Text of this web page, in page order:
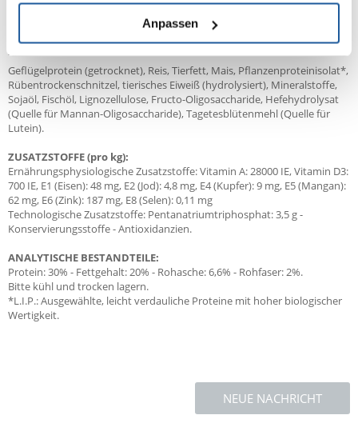
Anpassen
ZUSAMMENSETZUNG:
Geflügelprotein (getrocknet), Reis, Tierfett, Mais, Pflanzenproteinisolat*,
Rübentrockenschnitzel, tierisches Eiweiß (hydrolysiert), Mineralstoffe,
Sojaöl, Fischöl, Lignozellulose, Fructo-Oligosaccharide, Hefehydrolysat
(Quelle für Mannan-Oligosaccharide), Tagetesblütenmehl (Quelle für
Lutein).
ZUSATZSTOFFE (pro kg):
Ernährungsphysiologische Zusatzstoffe: Vitamin A: 28000 IE, Vitamin D3:
700 IE, E1 (Eisen): 48 mg, E2 (Jod): 4,8 mg, E4 (Kupfer): 9 mg, E5 (Mangan):
62 mg, E6 (Zink): 187 mg, E8 (Selen): 0,11 mg
Technologische Zusatzstoffe: Pentanatriumtriphosphat: 3,5 g -
Konservierungsstoffe - Antioxidanzien.
ANALYTISCHE BESTANDTEILE:
Protein: 30% - Fettgehalt: 20% - Rohasche: 6,6% - Rohfaser: 2%.
Bitte kühl und trocken lagern.
*L.I.P.: Ausgewählte, leicht verdauliche Proteine mit hoher biologischer
Wertigkeit.
NEUE NACHRICHT